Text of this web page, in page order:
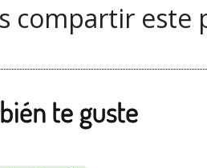
compartir este
te guste